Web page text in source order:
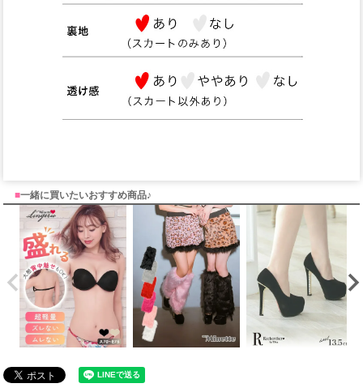
■一緒に買いたいおすすめ商品♪